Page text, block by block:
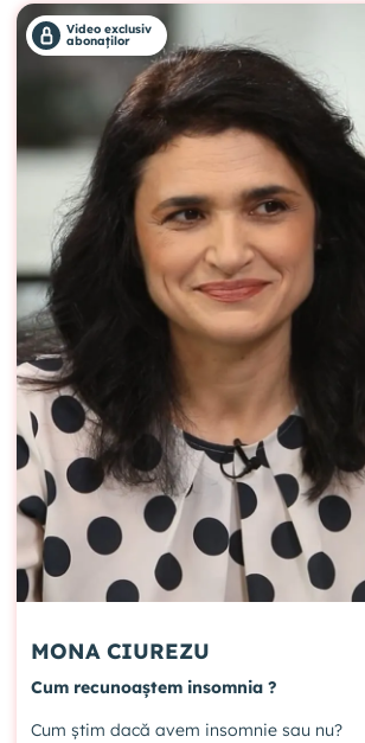
Video exclusiv
abonaților
MONA CIUREZU
Cum recunoaștem insomnia ?
Cum știm dacă avem insomnie sau nu?